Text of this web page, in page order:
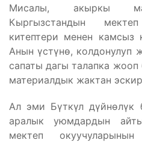
Мисалы, акыркы
Кыргызстандын
китептери менен камсыз
Анын үстүнө, колдонулуп
сапаты дагы талапка
материалдык жактан
Ал эми Бүткүл дүйнөлүк
аралык уюмдардын
мектеп